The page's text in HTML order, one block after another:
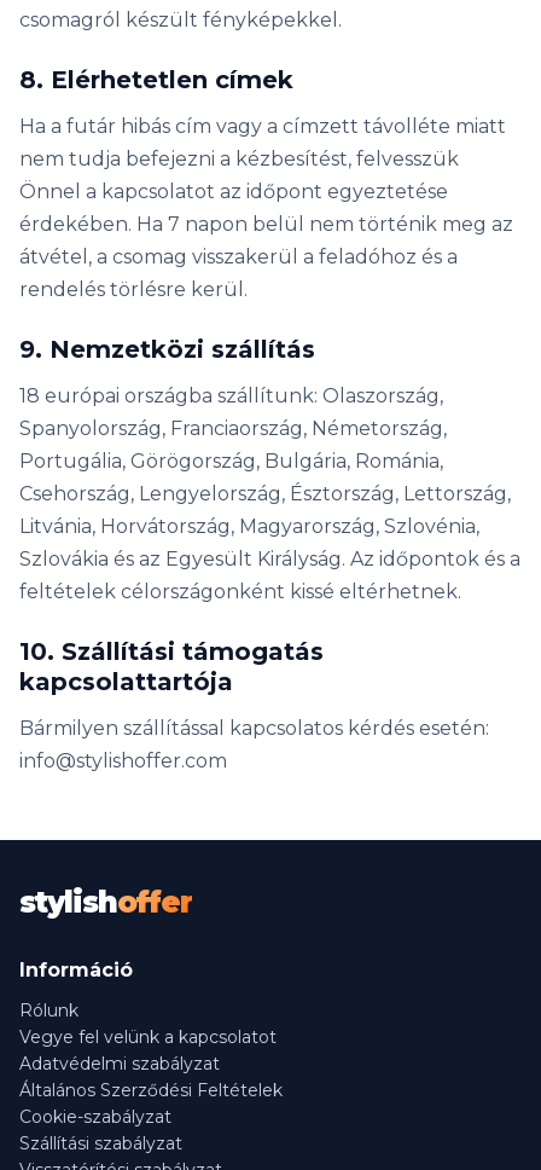
csomagról készült fényképekkel.
8. Elérhetetlen címek
Ha a futár hibás cím vagy a címzett távolléte miatt
nem tudja befejezni a kézbesítést, felvesszük
Önnel a kapcsolatot az időpont egyeztetése
érdekében. Ha 7 napon belül nem történik meg az
átvétel, a csomag visszakerül a feladóhoz és a
rendelés törlésre kerül.
9. Nemzetközi szállítás
18 európai országba szállítunk: Olaszország,
Spanyolország, Franciaország, Németország,
Portugália, Görögország, Bulgária, Románia,
Csehország, Lengyelország, Észtország, Lettország,
Litvánia, Horvátország, Magyarország, Szlovénia,
Szlovákia és az Egyesült Királyság. Az időpontok és a
feltételek célországonként kissé eltérhetnek.
10. Szállítási támogatás
kapcsolattartója
Bármilyen szállítással kapcsolatos kérdés esetén:
info@stylishoffer.com
stylishoffer
Információ
Rólunk
Vegye fel velünk a kapcsolatot
Adatvédelmi szabályzat
Általános Szerződési Feltételek
Cookie-szabályzat
Szállítási szabályzat